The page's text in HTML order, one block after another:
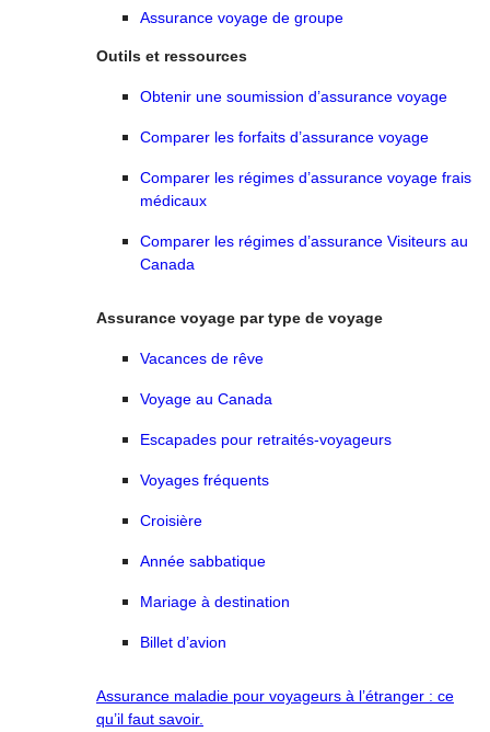
Assurance voyage de groupe
Outils et ressources
Obtenir une soumission d’assurance voyage
Comparer les forfaits d’assurance voyage
Comparer les régimes d’assurance voyage frais
médicaux
Comparer les régimes d’assurance Visiteurs au
Canada
Assurance voyage par type de voyage
Vacances de rêve
Voyage au Canada
Escapades pour retraités-voyageurs
Voyages fréquents
Croisière
Année sabbatique
Mariage à destination
Billet d’avion
Assurance maladie pour voyageurs à l’étranger : ce
qu’il faut savoir.